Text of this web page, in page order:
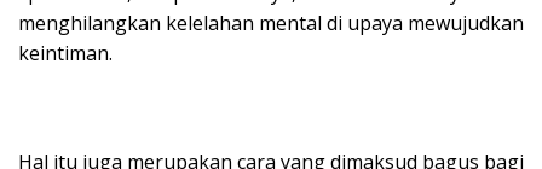
menghilangkan kelelahan mental di upaya mewujudkan
keintiman.
Hal itu juga merupakan cara yang dimaksud bagus bagi